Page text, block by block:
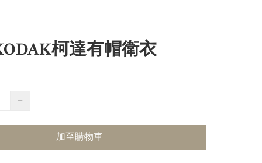
柯達有帽衛衣
+
加至購物車